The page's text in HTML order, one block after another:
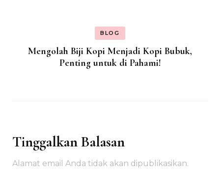
BLOG
Mengolah Biji Kopi Menjadi Kopi Bubuk,
Penting untuk di Pahami!
Tinggalkan Balasan
Alamat email Anda tidak akan dipublikasikan.